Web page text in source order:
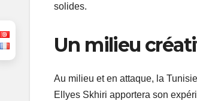
solides.
Un milieu
Au milieu et en attaque, la
Ellyes Skhiri apportera son